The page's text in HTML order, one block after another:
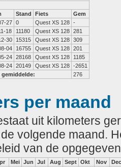
Stand Fiets
Gem
27 0 Quest XS 128 -
18
11180 Quest XS 128 281
30
15315 Quest XS 128 309
04
16755 Quest XS 128 201
24 28168 Quest XS 128
1185
24 20149 Quest XS 128 -2651
gemiddelde:
276
per maand
uit kilometers
volgende maand.
van de
Mei Jun Jul Aug Sept Okt Nov
Dec